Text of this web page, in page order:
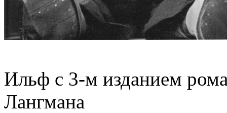
Ильф с 3-м изданием
Лангмана